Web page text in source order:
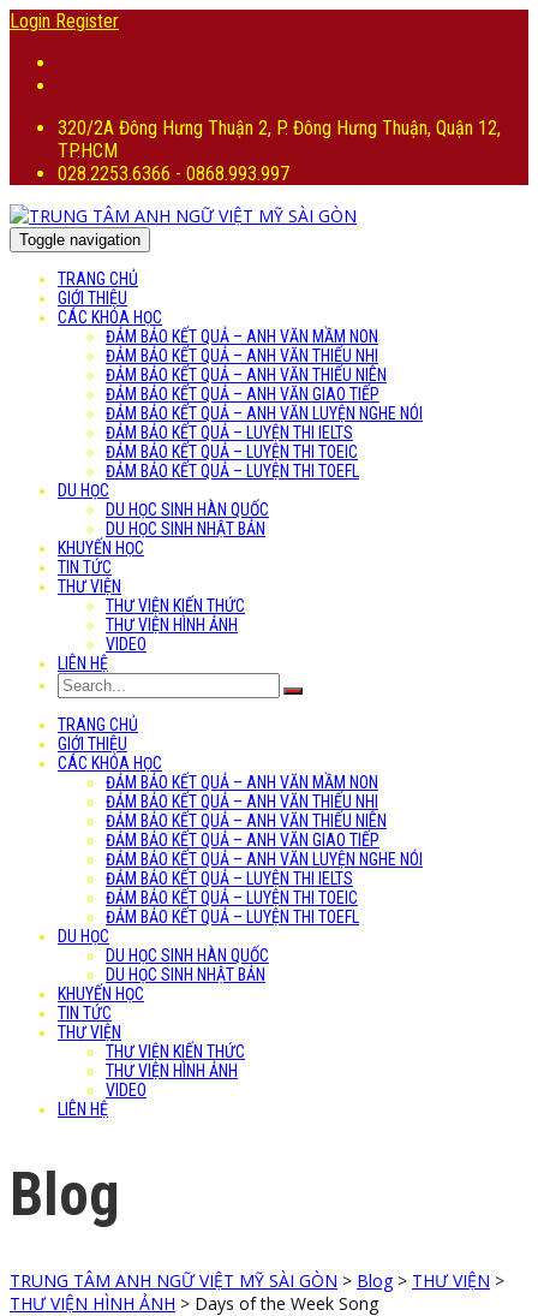
Login Register
320/2A Đông Hưng Thuận 2, P. Đông Hưng Thuận, Quận 12,
TP.HCM
028.2253.6366 - 0868.993.997
Toggle navigation
TRANG CHỦ
GIỚI THIỆU
CÁC KHÓA HỌC
ĐẢM BẢO KẾT QUẢ – ANH VĂN MẦM NON
ĐẢM BẢO KẾT QUẢ – ANH VĂN THIẾU NHI
ĐẢM BẢO KẾT QUẢ – ANH VĂN THIẾU NIÊN
ĐẢM BẢO KẾT QUẢ – ANH VĂN GIAO TIẾP
ĐẢM BẢO KẾT QUẢ – ANH VĂN LUYỆN NGHE NÓI
ĐẢM BẢO KẾT QUẢ – LUYỆN THI IELTS
ĐẢM BẢO KẾT QUẢ – LUYỆN THI TOEIC
ĐẢM BẢO KẾT QUẢ – LUYỆN THI TOEFL
DU HỌC
DU HỌC SINH HÀN QUỐC
DU HỌC SINH NHẬT BẢN
KHUYẾN HỌC
TIN TỨC
THƯ VIỆN
THƯ VIỆN KIẾN THỨC
THƯ VIỆN HÌNH ẢNH
VIDEO
LIÊN HỆ
TRANG CHỦ
GIỚI THIỆU
CÁC KHÓA HỌC
ĐẢM BẢO KẾT QUẢ – ANH VĂN MẦM NON
ĐẢM BẢO KẾT QUẢ – ANH VĂN THIẾU NHI
ĐẢM BẢO KẾT QUẢ – ANH VĂN THIẾU NIÊN
ĐẢM BẢO KẾT QUẢ – ANH VĂN GIAO TIẾP
ĐẢM BẢO KẾT QUẢ – ANH VĂN LUYỆN NGHE NÓI
ĐẢM BẢO KẾT QUẢ – LUYỆN THI IELTS
ĐẢM BẢO KẾT QUẢ – LUYỆN THI TOEIC
ĐẢM BẢO KẾT QUẢ – LUYỆN THI TOEFL
DU HỌC
DU HỌC SINH HÀN QUỐC
DU HỌC SINH NHẬT BẢN
KHUYẾN HỌC
TIN TỨC
THƯ VIỆN
THƯ VIỆN KIẾN THỨC
THƯ VIỆN HÌNH ẢNH
VIDEO
LIÊN HỆ
Blog
TRUNG TÂM ANH NGỮ VIỆT MỸ SÀI GÒN > Blog> THƯ VIỆN >
THƯ VIỆN HÌNH ẢNH > Days of the Week Song